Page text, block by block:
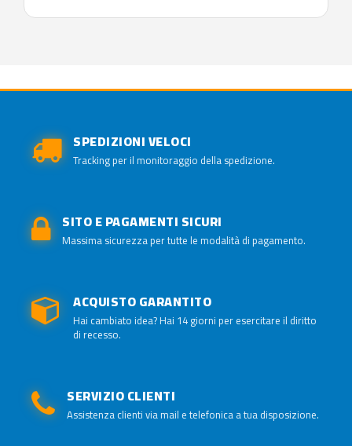
SPEDIZIONI VELOCI
Tracking per il monitoraggio della spedizione.
SITO E PAGAMENTI SICURI
Massima sicurezza per tutte le modalità di pagamento.
ACQUISTO GARANTITO
Hai cambiato idea? Hai 14 giorni per esercitare il diritto
di recesso.
SERVIZIO CLIENTI
Assistenza clienti via mail e telefonica a tua disposizione.